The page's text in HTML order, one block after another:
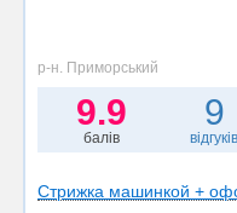
р-н. Приморський
9.9
балів
9
відгуків
Стрижка машинкой +